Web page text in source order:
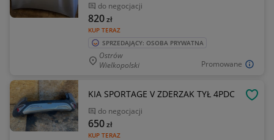
Promowane
do negocjacji
KUP TERAZ
820zł
SPRZEDAJĄCY: OSOBA PRYWATNA
Ostrów
Wielkopolski
KIA SPORTAGE V ZDERZAK TYŁ 4PDC
do negocjacji
KUP TERAZ
650zł